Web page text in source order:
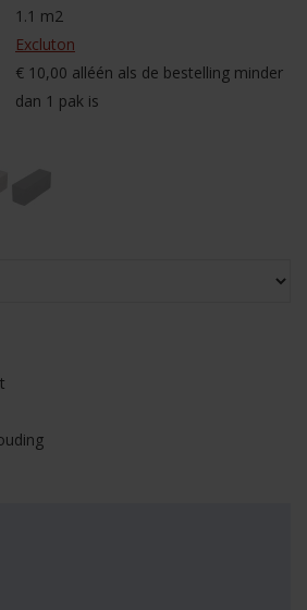
1.1 m2
Excluton
€ 10,00 alléén als de bestelling minder
dan 1 pak is